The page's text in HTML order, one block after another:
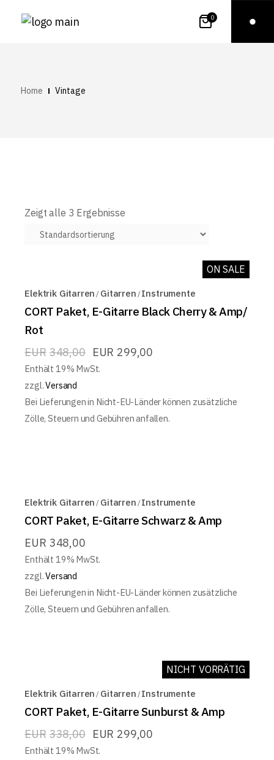
0
Home Vintage
Zeigt alle 3 Ergebnisse
ON SALE
Elektrik Gitarren Gitarren Instrumente
CORT Paket, E-Gitarre Black Cherry & Amp/
Rot
EUR 348,00 EUR 299,00
Enthält 19% MwSt.
zzgl.Versand
Bei Lieferungen in Nicht-EU-Länder können zusätzliche
Zölle, Steuern und Gebühren anfallen.
Elektrik Gitarren Gitarren Instrumente
CORT Paket, E-Gitarre Schwarz & Amp
EUR 348,00
Enthält 19% MwSt.
zzgl.Versand
Bei Lieferungen in Nicht-EU-Länder können zusätzliche
Zölle, Steuern und Gebühren anfallen.
ON SALE
NICHT VORRÄTIG
Elektrik Gitarren Gitarren Instrumente
CORT Paket, E-Gitarre Sunburst & Amp
EUR 338,00 EUR 299,00
Enthält 19% MwSt.